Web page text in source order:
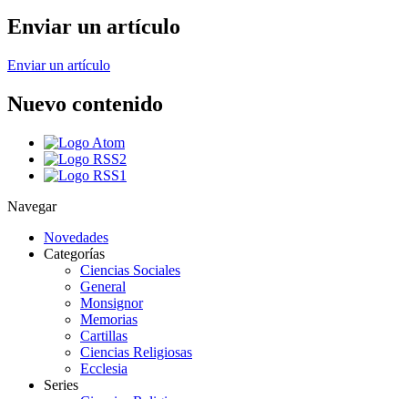
Enviar un artículo
Enviar un artículo
Nuevo contenido
Navegar
Novedades
Categorías
Ciencias Sociales
General
Monsignor
Memorias
Cartillas
Ciencias Religiosas
Ecclesia
Series